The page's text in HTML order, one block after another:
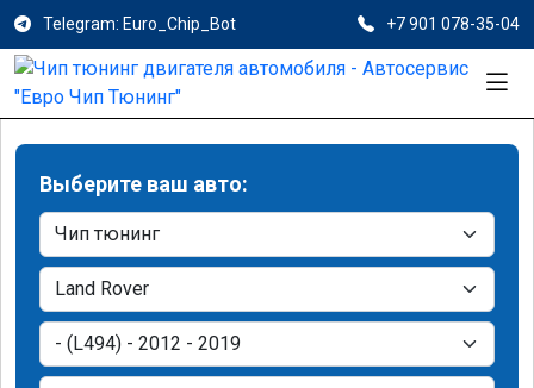
Telegram: Euro_Chip_Bot +7 901 078-35-04
Выберите ваш авто: